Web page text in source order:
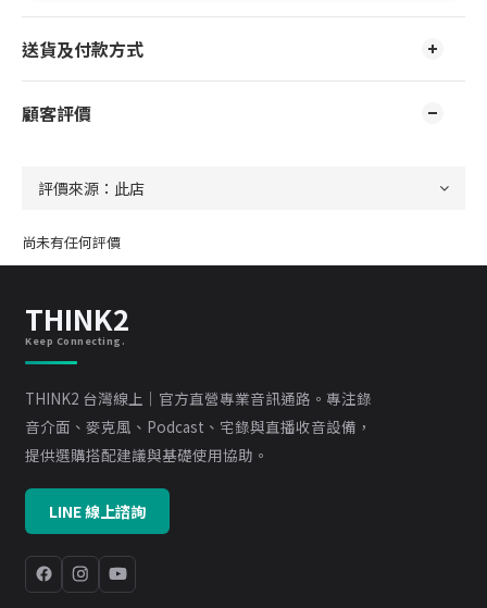
送貨及付款方式
顧客評價
尚未有任何評價
THINK2
Keep Connecting.
THINK2 台灣線上｜官方直營專業音訊通路。專注錄
音介面、麥克風、Podcast、宅錄與直播收音設備，
提供選購搭配建議與基礎使用協助。
LINE 線上諮詢